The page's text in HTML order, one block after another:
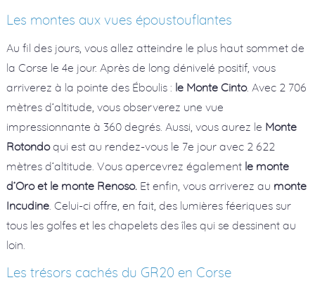
Les montes aux vues époustouflantes
Au fil des jours, vous allez atteindre le plus haut sommet de
la Corse le 4e jour. Après de long dénivelé positif, vous
arriverez à la pointe des Éboulis : le Monte Cinto. Avec 2 706
mètres d’altitude, vous observerez une vue
impressionnante à 360 degrés. Aussi, vous aurez le Monte
Rotondoqui est au rendez-vous le 7e jour avec 2 622
mètres d’altitude. Vous apercevrez également le monte
d’Oro et le monte Renoso. Et enfin, vous arriverez au monte
Incudine. Celui-ci offre, en fait, des lumières féeriques sur
tous les golfes et les chapelets des îles qui se dessinent au
loin.
Les trésors cachés du GR20 en Corse